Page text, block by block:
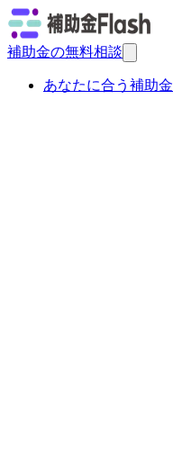
補助金の無料相談
あなたに合う補助金